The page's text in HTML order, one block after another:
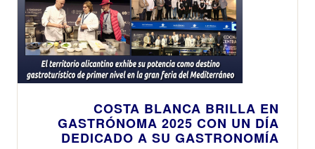
COSTA BLANCA BRILLA EN
GASTRÓNOMA 2025 CON UN DÍA
DEDICADO A SU GASTRONOMÍA